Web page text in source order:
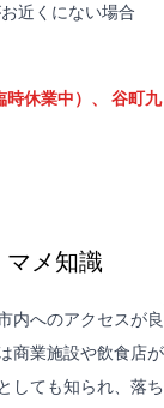
近くにない場合
時休業中）、 谷町九
メ知識
内へのアクセスが良
商業施設や飲食店が
しても知られ、落ち